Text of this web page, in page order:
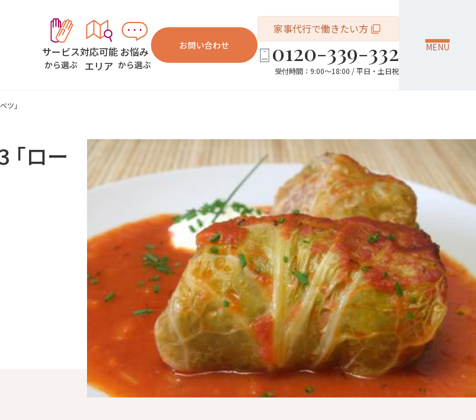
サービス
から選ぶ
対応可能
エリア
お悩み
から選ぶ
お問い合わせ
家事代行で働きたい方
0120-339-332
受付時間：9:00～18:00 / 平日・土日祝
MENU
ツ｣
｢ロー